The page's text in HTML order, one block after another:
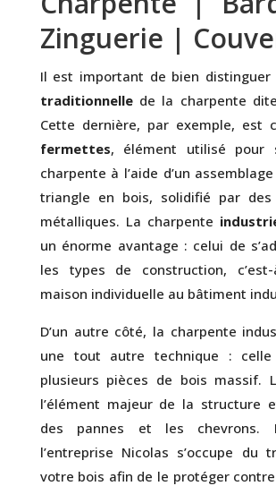
Zinguerie |
Il est important de bien distinguer
traditionnellede la charpente
Cette dernière, par exemple, est
fermettes, élément utilisé pour
charpente à l’aide d’un
triangle en bois, solidifié par des
métalliques. La charpente
un énorme avantage : celui de
les types de construction,
maison individuelle au bâtiment
D’un autre côté, la charpente
une tout autre technique : celle
plusieurs pièces de bois massif.
l’élément majeur de la structure
des pannes et les chevrons.
l’entreprise Nicolas s’occupe du
votre bois afin de le protéger